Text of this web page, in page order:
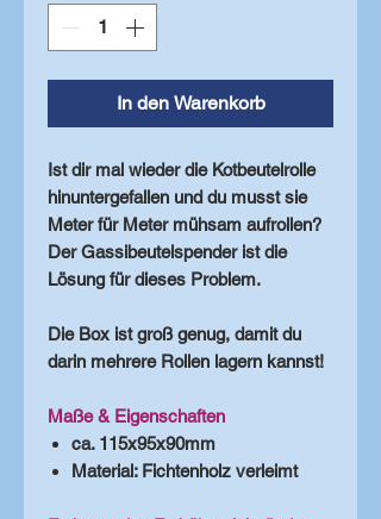
In den Warenkorb
Ist dir mal wieder die Kotbeutelrolle
hinuntergefallen und du musst sie
Meter für Meter mühsam aufrollen?
Der Gassibeutelspender ist die
Lösung für dieses Problem.
Die Box ist groß genug, damit du
darin mehrere Rollen lagern kannst!
Maße & Eigenschaften
ca. 115x95x90mm
Material: Fichtenholz verleimt